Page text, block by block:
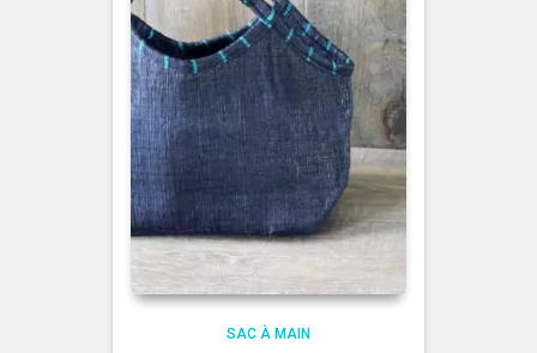
SAC À MAIN